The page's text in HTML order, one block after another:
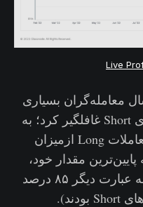
Live
معامله‌گران بسیاری
را با لیکویید گسترده پوزیشن‌های Short غافلگیر کرد؛ به
طوری که در این هنگام سهم معاملات Long ازمیزان
مقدار خود،
یعنی به ۱۵ درصد رسیده بود. (به عبارت دیگر ۸۵ درصد
معاملات لیکویید شده، پوزیشن‌های Short بودند).